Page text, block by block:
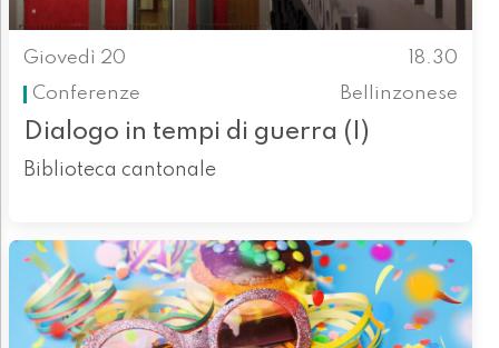
Giovedì 20
18.30
Conferenze
Bellinzonese
Dialogo in tempi di guerra (I)
Biblioteca cantonale